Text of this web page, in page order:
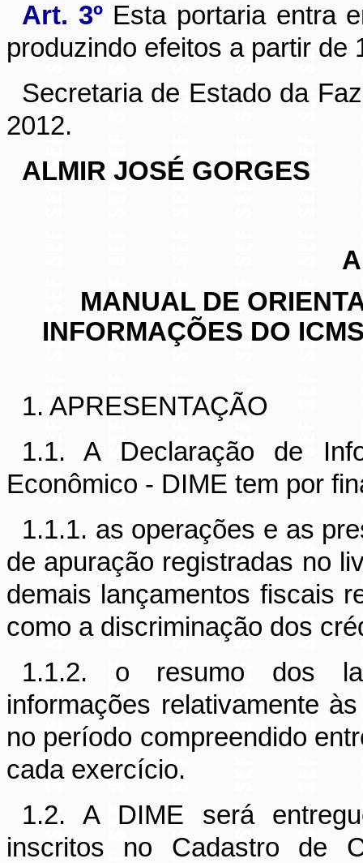
Art. 3ºEsta portaria entra
produzindo efeitos a partir de
Secretaria de Estado da
2012.
ALMIR JOSÉ GORGES
MANUAL DE
INFORMAÇÕES DO
1. APRESENTAÇÃO
1.1. A Declaração de
Econômico - DIME tem por
1.1.1. as operações e as
de apuração registradas no
demais lançamentos fiscais
como a discriminação dos
1.1.2. o resumo dos
informações relativamente
no período compreendido
cada exercício.
1.2. A DIME será
inscritos no Cadastro de